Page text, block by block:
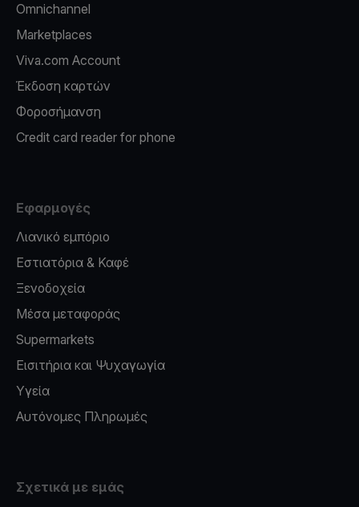
Omnichannel
Marketplaces
Viva.com Account
Έκδοση καρτών
Φοροσήμανση
Credit card reader for phone
Εφαρμογές
Λιανικό εμπόριο
Εστιατόρια & Καφέ
Ξενοδοχεία
Μέσα μεταφοράς
Supermarkets
Εισιτήρια και Ψυχαγωγία
Υγεία
Αυτόνομες Πληρωμές
Σχετικά με εμάς